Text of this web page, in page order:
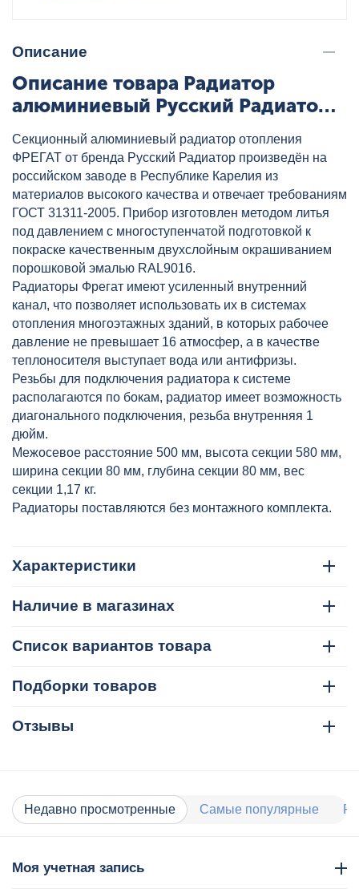
Описание
Описание товара Радиатор
алюминиевый Русский Радиатор
ФРЕГАТ 500/80 8 секц., артикул:
RRF50080AL08
Секционный алюминиевый радиатор отопления
ФРЕГАТ от бренда Русский Радиатор произведён на
российском заводе в Республике Карелия из
материалов высокого качества и отвечает требованиям
ГОСТ 31311-2005. Прибор изготовлен методом литья
под давлением с многоступенчатой подготовкой к
покраске качественным двухслойным окрашиванием
порошковой эмалью RAL9016.
Радиаторы Фрегат имеют усиленный внутренний
канал, что позволяет использовать их в системах
отопления многоэтажных зданий, в которых рабочее
давление не превышает 16 атмосфер, а в качестве
теплоносителя выступает вода или антифризы.
Резьбы для подключения радиатора к системе
располагаются по бокам, радиатор имеет возможность
диагонального подключения, резьба внутренняя 1
дюйм.
Межосевое расстояние 500 мм, высота секции 580 мм,
ширина секции 80 мм, глубина секции 80 мм, вес
секции 1,17 кг.
Радиаторы поставляются без монтажного комплекта.
Характеристики
Наличие в магазинах
Список вариантов товара
Подборки товаров
Отзывы
Недавно просмотренные Самые популярные
Моя учетная запись